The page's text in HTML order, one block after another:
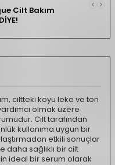
Cilt Bakım
ciltteki koyu leke ve ton
olmak üzere
Cilt tarafından
kullanıma uygun bir
etkili sonuçlar
daha sağlıklı bir cilt
ideal bir serum olarak